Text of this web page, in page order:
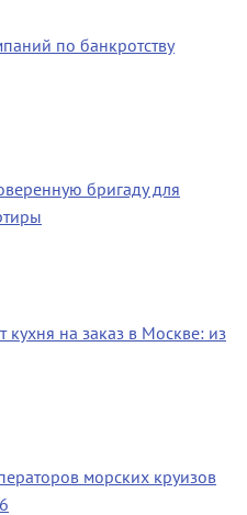
по банкротству
бригаду для
кухня на заказ в Москве: из
морских круизов